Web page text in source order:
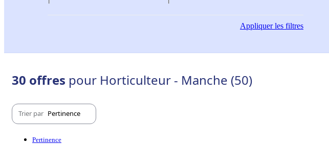
Appliquerles filtres
30 offres pour Horticulteur - Manche (50)
Trier par Pertinence
Pertinence